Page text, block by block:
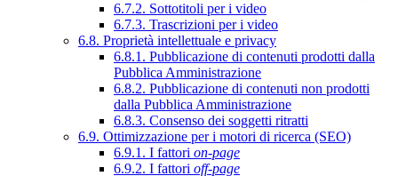
6.7.2. Sottotitoli per i video
6.7.3. Trascrizioni per i video
6.8. Proprietà intellettuale e privacy
6.8.1. Pubblicazione di contenuti prodotti dalla
Pubblica Amministrazione
6.8.2. Pubblicazione di contenuti non prodotti
dalla Pubblica Amministrazione
6.8.3. Consenso dei soggetti ritratti
6.9. Ottimizzazione per i motori di ricerca (SEO)
6.9.1. I fattori on-page
6.9.2. I fattori off-page